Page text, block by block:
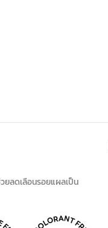
ยลดเลือนรอยแผลเป็น